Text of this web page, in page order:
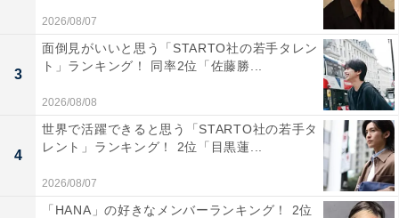
次ページ
10位までの全ランキング結果を見
る
2026/08/07
3
面倒見がいいと思う「STARTO社の若手タレン
ト」ランキング！ 同率2位「佐藤勝...
2026/08/08
4
世界で活躍できると思う「STARTO社の若手タ
レント」ランキング！ 2位「目黒蓮...
2026/08/07
「HANA」の好きなメンバーランキング！ 2位